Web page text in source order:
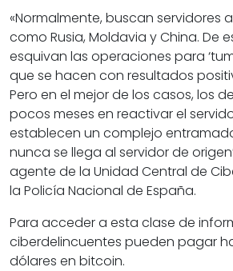
«Normalmente, buscan servidores
como Rusia, Moldavia y China. De
esquivan las operaciones para
que se hacen con resultados
Pero en el mejor de los casos, los
pocos meses en reactivar el
establecen un complejo
nunca se llega al servidor de
agente de la Unidad Central de
la Policía Nacional de España.
Para acceder a esta clase de
ciberdelincuentes pueden pagar
dólares en bitcoin.